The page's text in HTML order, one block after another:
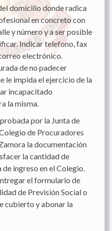
domicilio donde radica
en concreto con
y número y a ser posible
Indicar telefono, fax
electrónico.
de no padecer
le impida el ejercicio de la
incapacitado
la misma.
por la Junta de
de Procuradores
la documentación
la cantidad de
ingreso en el Colegio.
el formulario de
de Previsión Social o
cubierto y abonar la